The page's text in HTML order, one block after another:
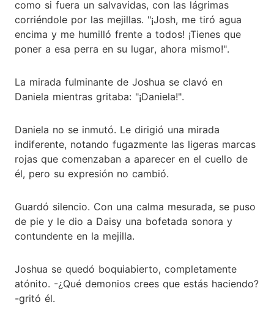
como si fuera un salvavidas, con las lágrimas
corriéndole por las mejillas. "¡Josh, me tiró agua
encima y me humilló frente a todos! ¡Tienes que
poner a esa perra en su lugar, ahora mismo!".
La mirada fulminante de Joshua se clavó en
Daniela mientras gritaba: "¡Daniela!".
Daniela no se inmutó. Le dirigió una mirada
indiferente, notando fugazmente las ligeras marcas
rojas que comenzaban a aparecer en el cuello de
él, pero su expresión no cambió.
Guardó silencio. Con una calma mesurada, se puso
de pie y le dio a Daisy una bofetada sonora y
contundente en la mejilla.
Joshua se quedó boquiabierto, completamente
atónito. -¿Qué demonios crees que estás haciendo?
-gritó él.